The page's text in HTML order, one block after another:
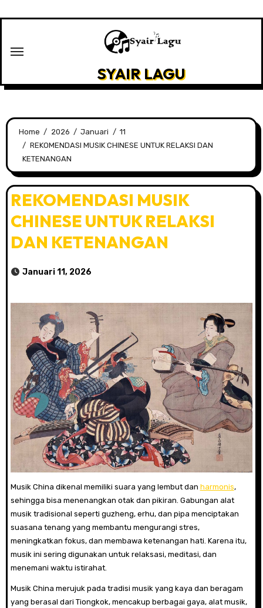
SYAIR LAGU
Home 2026 Januari
11
REKOMENDASI MUSIK CHINESE UNTUK RELAKSI DAN
KETENANGAN
REKOMENDASI MUSIK
CHINESE UNTUK RELAKSI
DAN KETENANGAN
Januari 11, 2026
Musik China dikenal memiliki suara yang lembut dan harmonis,
sehingga bisa menenangkan otak dan pikiran. Gabungan alat
musik tradisional seperti guzheng, erhu, dan pipa menciptakan
suasana tenang yang membantu mengurangi stres,
meningkatkan fokus, dan membawa ketenangan hati. Karena itu,
musik ini sering digunakan untuk relaksasi, meditasi, dan
menemani waktu istirahat.
Musik China merujuk pada tradisi musik yang kaya dan beragam
yang berasal dari Tiongkok, mencakup berbagai gaya, alat musik,